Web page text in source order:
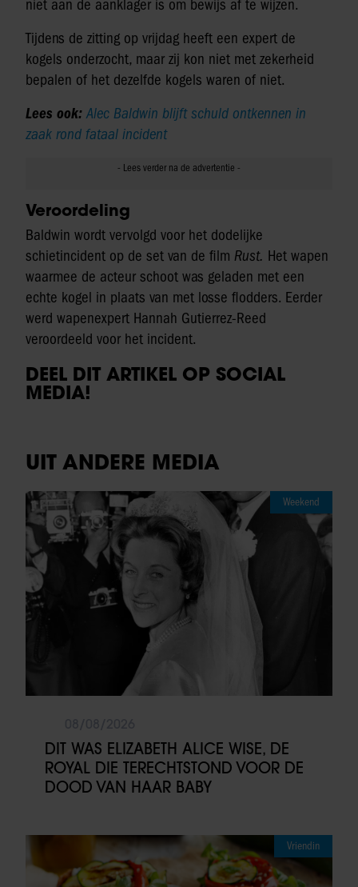
niet aan de aanklager is om bewijs af te wijzen.
Tijdens de zitting op vrijdag heeft een expert de
kogels onderzocht, maar zij kon niet met zekerheid
bepalen of het dezelfde kogels waren of niet.
Lees ook: Alec Baldwin blijft schuld ontkennen in
zaak rond fataal incident
Veroordeling
Baldwin wordt vervolgd voor het dodelijke
schietincident op de set van de film Rust. Het wapen
waarmee de acteur schoot was geladen met een
echte kogel in plaats van met losse flodders. Eerder
werd wapenexpert Hannah Gutierrez-Reed
veroordeeld voor het incident.
DEEL DIT ARTIKEL OP SOCIAL
MEDIA!
UIT ANDERE MEDIA
Weekend
DIT WAS ELIZABETH ALICE WISE, DE
ROYAL DIE TERECHTSTOND VOOR DE
DOOD VAN HAAR BABY
Vriendin